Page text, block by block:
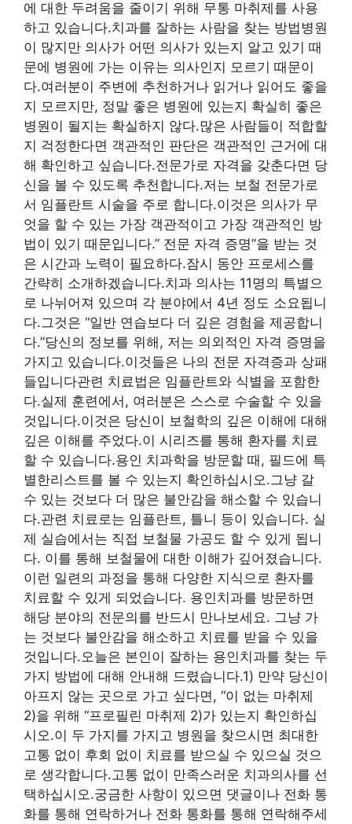
에 대한 두려움을 줄이기 위해 무통 마취제를 사용
하고 있습니다.치과를 잘하는 사람을 찾는 방법병원
이 많지만 의사가 어떤 의사가 있는지 알고 있기 때
문에 병원에 가는 이유는 의사인지 모르기 때문이
다.여러분이 주변에 추천하거나 읽거나 읽어도 좋을
지 모르지만, 정말 좋은 병원에 있는지 확실히 좋은
병원이 될지는 확실하지 않다.많은 사람들이 적합할
지 걱정한다면 객관적인 판단은 객관적인 근거에 대
해 확인하고 싶습니다.전문가로 자격을 갖춘다면 당
신을 볼 수 있도록 추천합니다.저는 보철 전문가로
서 임플란트 시술을 주로 합니다.이것은 의사가 무
엇을 할 수 있는 가장 객관적이고 가장 객관적인 방
법이 있기 때문입니다.” 전문 자격 증명”을 받는 것
은 시간과 노력이 필요하다.잠시 동안 프로세스를
간략히 소개하겠습니다.치과 의사는 11명의 특별으
로 나뉘어져 있으며 각 분야에서 4년 정도 소요됩니
다.그것은 “일반 연습보다 더 깊은 경험을 제공합니
다.”당신의 정보를 위해, 저는 의외적인 자격 증명을
가지고 있습니다.이것들은 나의 전문 자격증과 상패
들입니다관련 치료법은 임플란트와 식별을 포함한
다.실제 훈련에서, 여러분은 스스로 수술할 수 있을
것입니다.이것은 당신이 보철학의 깊은 이해에 대해
깊은 이해를 주었다.이 시리즈를 통해 환자를 치료
할 수 있습니다.용인 치과학을 방문할 때, 필드에 특
별한리스트를 볼 수 있는지 확인하십시오.그냥 갈
수 있는 것보다 더 많은 불안감을 해소할 수 있습니
다.관련 치료로는 임플란트, 틀니 등이 있습니다. 실
제 실습에서는 직접 보철물 가공도 할 수 있게 됩니
다. 이를 통해 보철물에 대한 이해가 깊어졌습니다.
이런 일련의 과정을 통해 다양한 지식으로 환자를
치료할 수 있게 되었습니다. 용인치과를 방문하면
해당 분야의 전문의를 반드시 만나보세요. 그냥 가
는 것보다 불안감을 해소하고 치료를 받을 수 있을
것입니다.오늘은 본인이 잘하는 용인치과를 찾는 두
가지 방법에 대해 안내해 드렸습니다.1) 만약 당신이
아프지 않는 곳으로 가고 싶다면, “이 없는 마취제
2)을 위해 “프로필린 마취제 2)가 있는지 확인하십
시오.이 두 가지를 가지고 병원을 찾으시면 최대한
고통 없이 후회 없이 치료를 받으실 수 있으실 것으
로 생각합니다.고통 없이 만족스러운 치과의사를 선
택하십시오.궁금한 사항이 있으면 댓글이나 전화 통
화를 통해 연락하거나 전화 통화를 통해 연락해주세